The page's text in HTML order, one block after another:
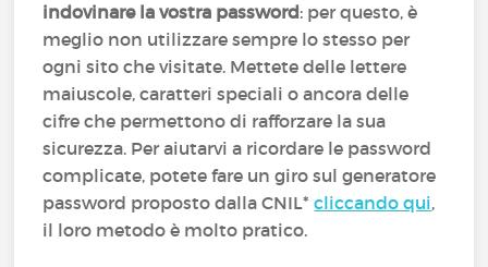
indovinare la vostra password: per questo, è
meglio non utilizzare sempre lo stesso per
ogni sito che visitate. Mettete delle lettere
maiuscole, caratteri speciali o ancora delle
cifre che permettono di rafforzare la sua
sicurezza. Per aiutarvi a ricordare le password
complicate, potete fare un giro sul generatore
password proposto dalla CNIL*cliccando qui,
il loro metodo è molto pratico.